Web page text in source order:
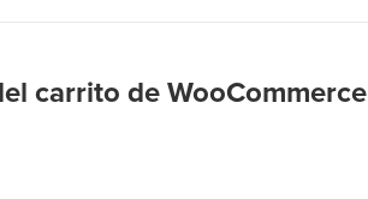
carrito de WooCommerce